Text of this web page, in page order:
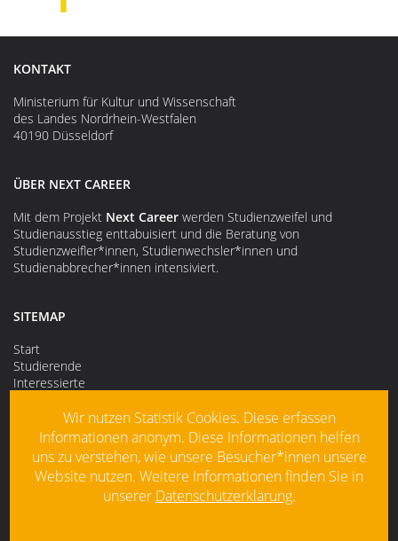
KONTAKT
Ministerium für Kultur und Wissenschaft
des Landes Nordrhein-Westfalen
40190 Düsseldorf
ÜBER NEXT CAREER
Mit dem Projekt Next Career werden Studienzweifel und
Studienausstieg enttabuisiert und die Beratung von
Studienzweifler*innen, Studienwechsler*innen und
Studienabbrecher*innen intensiviert.
SITEMAP
Start
Studierende
Interessierte
Über das Projekt
Kontakt
Schriftgröße anpassen
Hintergrundfarbe anpassen
Wir nutzen Statistik Cookies. Diese erfassen
Informationen anonym. Diese Informationen helfen
uns zu verstehen, wie unsere Besucher*innen unsere
Website nutzen. Weitere Informationen finden Sie in
unserer Datenschutzerklärung.